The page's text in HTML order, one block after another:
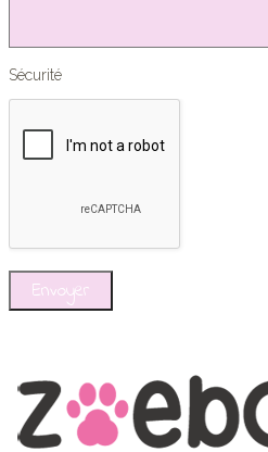
Sécurité